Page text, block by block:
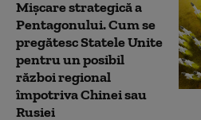
Mișcare strategică a
Pentagonului. Cum se
pregătesc Statele Unite
pentru un posibil
război regional
împotriva Chinei sau
Rusiei